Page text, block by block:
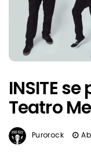
INSITE
Teatro
Purorock